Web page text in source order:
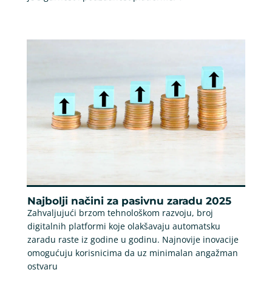
Najbolji načini za pasivnu zaradu 2025
Zahvaljujući brzom tehnološkom razvoju, broj
digitalnih platformi koje olakšavaju automatsku
zaradu raste iz godine u godinu. Najnovije inovacije
omogućuju korisnicima da uz minimalan angažman
ostvaru